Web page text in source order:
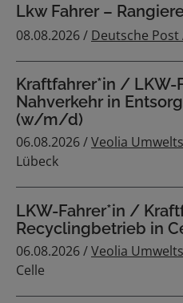
Lkw Fahrer –
08.08.2026 / Deutsche Post
Kraftfahrer*in / LKW-
Nahverkehr in
(w/m/d)
06.08.2026 /Veolia
Lübeck
LKW-Fahrer*in /
Recyclingbetrieb in
06.08.2026 /Veolia
Celle